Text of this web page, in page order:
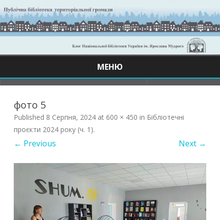
МЕНЮ
фото 5
Published 8 Серпня, 2024 at 600 × 450 in Бібліотечні
проєкти 2024 року (ч. 1).
← Previous Next →